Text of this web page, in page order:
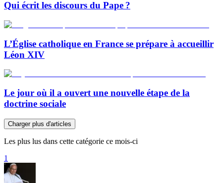
Qui écrit les discours du Pape ?
L’Église catholique en France se prépare à accueillir
Léon XIV
Le jour où il a ouvert une nouvelle étape de la
doctrine sociale
Charger plus d'articles
Les plus lus dans cette catégorie ce mois-ci
1